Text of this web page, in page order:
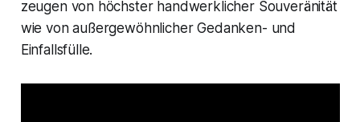
zeugen von höchster handwerklicher Souveränität
wie von außergewöhnlicher Gedanken- und
Einfallsfülle.